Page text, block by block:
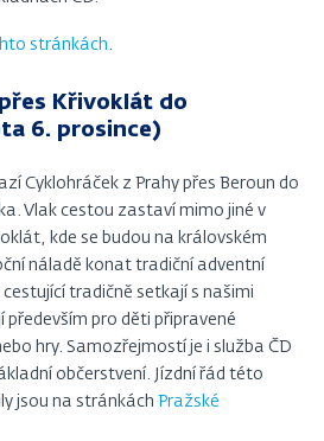
stránkách.
Křivoklát do
6. prosince)
Cyklohráček z Prahy přes Beroun do
Vlak cestou zastaví mimo jiné v
kde se budou na královském
náladě konat tradiční adventní
tradičně setkají s našimi
především pro děti připravené
hry. Samozřejmostí je i služba ČD
občerstvení. Jízdní řád této
jsou na stránkách Pražské